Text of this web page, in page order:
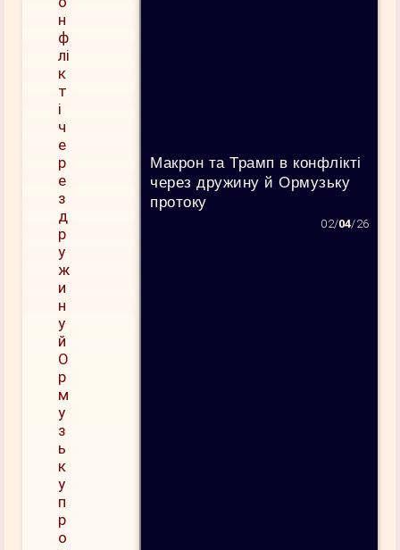
Макрон та Трамп в конфлікті
через дружину й Ормузьку
протоку
02/04/26